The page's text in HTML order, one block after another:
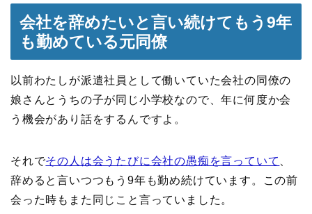
会社を辞めたいと言い続けてもう9年
も勤めている元同僚
以前わたしが派遣社員として働いていた会社の同僚の
娘さんとうちの子が同じ小学校なので、年に何度か会
う機会があり話をするんですよ。
それでその人は会うたびに会社の愚痴を言っていて
辞めると言いつつもう9年も勤め続けています。この前
会った時もまた同じこと言っていました。